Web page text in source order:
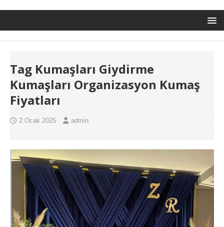
Tag Kumaşları Giydirme
Kumaşları Organizasyon Kumaş
Fiyatları
2 Ocak 2025 admin